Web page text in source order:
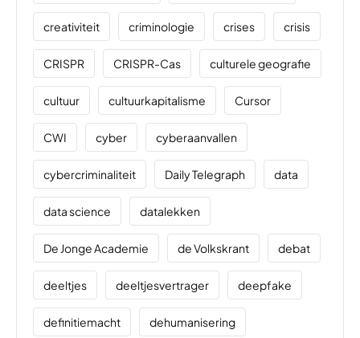
creativiteit criminologie crises crisis
CRISPR CRISPR-Cas culturele geografie
cultuur cultuurkapitalisme Cursor
CWI cyber cyberaanvallen
cybercriminaliteit Daily Telegraph data
data science datalekken
De Jonge Academie de Volkskrant debat
deeltjes deeltjesvertrager deepfake
definitiemacht dehumanisering